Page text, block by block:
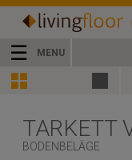
☰ MENU
TARKETT
BODENBELÄGE